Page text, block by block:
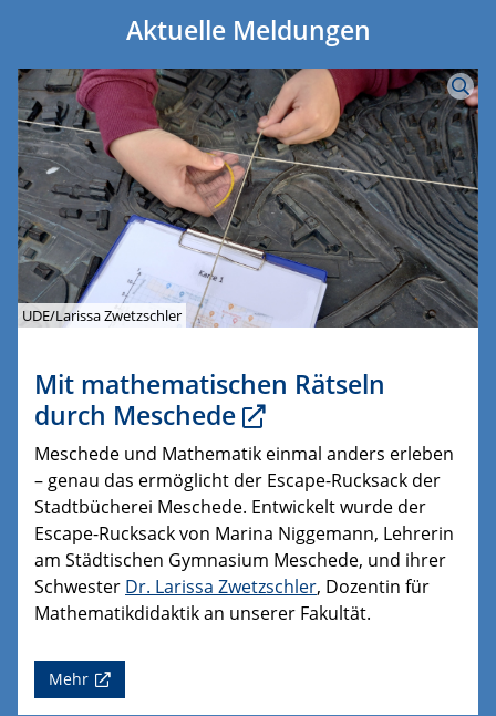
Aktuelle Meldungen
UDE/Larissa Zwetzschler
Mit mathematischen Rätseln
durch Meschede
Meschede und Mathematik einmal anders erleben
– genau das ermöglicht der Escape-Rucksack der
Stadtbücherei Meschede. Entwickelt wurde der
Escape-Rucksack von Marina Niggemann, Lehrerin
am Städtischen Gymnasium Meschede, und ihrer
Schwester Dr. Larissa Zwetzschler, Dozentin für
Mathematikdidaktik an unserer Fakultät.
Mehr